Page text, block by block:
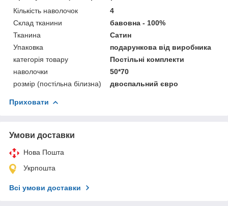
Кількість наволочок
4
Склад тканини
бавовна - 100%
Тканина
Сатин
Упаковка
подарункова від виробника
категорія товару
Постільні комплекти
наволочки
50*70
розмір (постільна білизна)
двоспальний євро
Приховати
Умови доставки
Нова Пошта
Укрпошта
Всі умови доставки